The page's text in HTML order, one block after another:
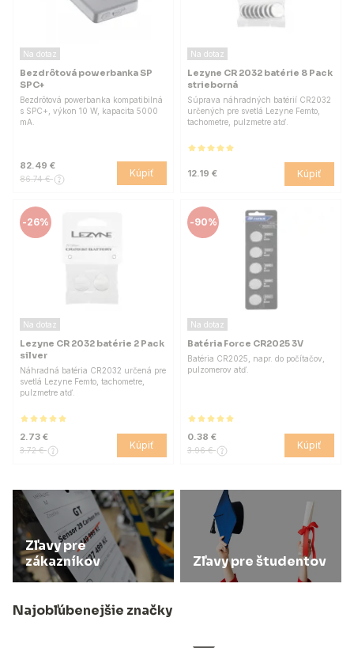
Na dotaz
Bezdrôtová powerbanka SP
SPC+
Bezdrôtová powerbanka kompatibilná
s SPC+, výkon 10 W, kapacita 5000
mA.
82.49 €
86.74 € Kúpiť
Na dotaz
Lezyne CR 2032 batérie 8 Pack
strieborná
Súprava náhradných batérií CR2032
určených pre svetlá Lezyne Femto,
tachometre, pulzmetre atď.
12.19 € Kúpiť
-26%
Na dotaz
Lezyne CR 2032 batérie 2 Pack
silver
Náhradná batéria CR2032 určená pre
svetlá Lezyne Femto, tachometre,
pulzmetre atď.
2.73 €
3.72 € Kúpiť
-90%
Na dotaz
Batéria Force CR2025 3V
Batéria CR2025, napr. do počítačov,
pulzomerov atď.
0.38 €
3.96 € Kúpiť
Zľavy pre
zákazníkov
Zľavy pre študentov
Najobľúbenejšie značky